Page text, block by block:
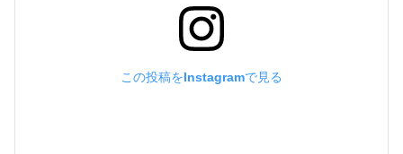
この投稿をInstagramで見る